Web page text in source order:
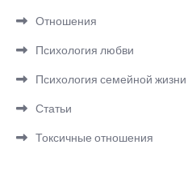
Отношения
Психология любви
Психология семейной жизни
Статьи
Токсичные отношения